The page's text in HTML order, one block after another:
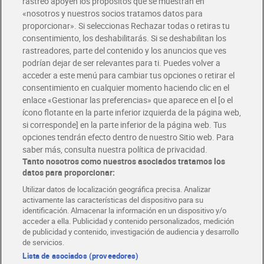
Glovo y Uber Eats
Solicita tu factura de Glovo o Uber Eats
Únete al CLUB Dia
Disfruta las ventajas y ofertas exclusivas.
Descárgate la APP Dia
Folletos y Tiendas
Descubre las mejores ofertas y busca tu tienda más cercana
Tarjeta MaX Dia
Te devuelve hasta 8€/mes de tus compras.
¡Solicita tu tarjeta de crédito aquí!
COMER MEJOR CADA DIA
COLABORA CON DIA ABRE TU TIENDA DIA CORPORATE
«nosotros y nuestros socios tratamos datos para
proporcionar». Si seleccionas Rechazar todas o retiras tu
consentimiento, los deshabilitarás. Si se deshabilitan los
rastreadores, parte del contenido y los anuncios que ves
podrían dejar de ser relevantes para ti. Puedes volver a
acceder a este menú para cambiar tus opciones o retirar el
consentimiento en cualquier momento haciendo clic en el
enlace «Gestionar las preferencias» que aparece en el [o el
ícono flotante en la parte inferior izquierda de la página web,
si corresponde] en la parte inferior de la página web. Tus
opciones tendrán efecto dentro de nuestro Sitio web. Para
saber más, consulta nuestra política de privacidad.
Tanto nosotros como nuestros asociados tratamos los
datos para proporcionar:
Utilizar datos de localización geográfica precisa. Analizar
activamente las características del dispositivo para su
identificación. Almacenar la información en un dispositivo y/o
acceder a ella. Publicidad y contenido personalizados, medición
de publicidad y contenido, investigación de audiencia y desarrollo
de servicios.
Lista de asociados (proveedores)